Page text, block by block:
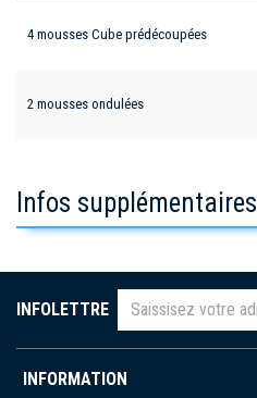
4 mousses Cube prédécoupées
2 mousses ondulées
Infos supplémentaires
INFOLETTRE
INFORMATION